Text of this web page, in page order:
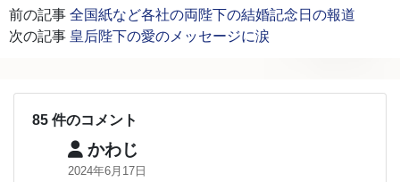
前の記事 全国紙など各社の両陛下の結婚記念日の報道
次の記事 皇后陛下の愛のメッセージに涙
85 件のコメント
かわじ
2024年6月17日